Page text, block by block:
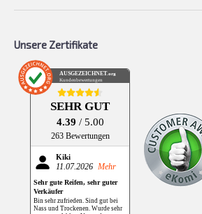
Unsere Zertifikate
AUSGEZEICHNET.org
Kundenbewertungen
SEHR GUT
4.39 / 5.00
263 Bewertungen
Kiki
11.07.2026 Mehr
Sehr gute Reifen, sehr guter
Verkäufer
Bin sehr zufrieden. Sind gut bei
Nass und Trockenen. Wurde sehr